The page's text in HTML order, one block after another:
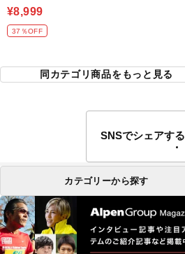
¥8,999
37％OFF
同カテゴリ商品をもっと見る
SNSでシェアする
カテゴリーから探す